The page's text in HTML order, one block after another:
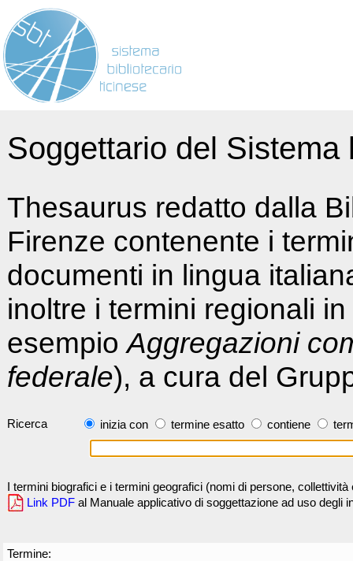
Soggettario del
Thesaurus redatto dalla
Firenze contenente i
documenti in lingua
inoltre i termini regionali
esempioAggregazioni
federale), a cura del
Ricerca inizia con termine esatto contiene
I termini biografici e i termini geografici (nomi di persone,
Link PDF al Manuale applicativo di soggettazione ad uso degli
Termine: